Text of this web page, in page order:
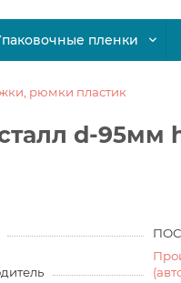
пленки
рюмки пластик
d-95мм